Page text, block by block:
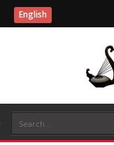
English